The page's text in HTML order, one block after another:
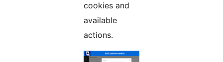
cookies and
available
actions.